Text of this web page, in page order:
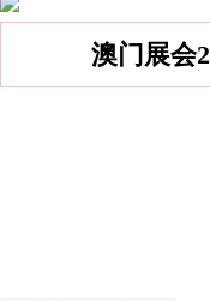
澳门展会